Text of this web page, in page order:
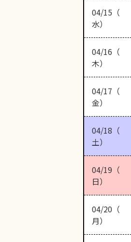
04/15（
水）
04/16（
木）
04/17（
金）
04/18（
土）
04/19（
日）
04/20（
月）